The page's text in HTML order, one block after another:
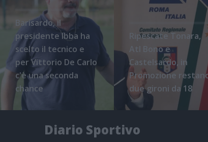
Barisardo, il
presidente Ibba ha
scelto il tecnico e
per Vittorio De Carlo
c'è una seconda
chance
Ripescate Tonara,
Atl Bono e
Castelsardo, in
Promozione
due gironi da 18
Diario Sportivo